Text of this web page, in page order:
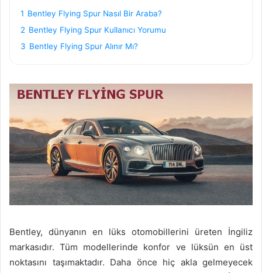
1 Bentley Flying Spur Nasıl Bir Araba?
2 Bentley Flying Spur Kullanıcı Yorumu
3 Bentley Flying Spur Alınır Mı?
Bentley, dünyanın en lüks otomobillerini üreten İngiliz
markasıdır. Tüm modellerinde konfor ve lüksün en üst
noktasını taşımaktadır. Daha önce hiç akla gelmeyecek